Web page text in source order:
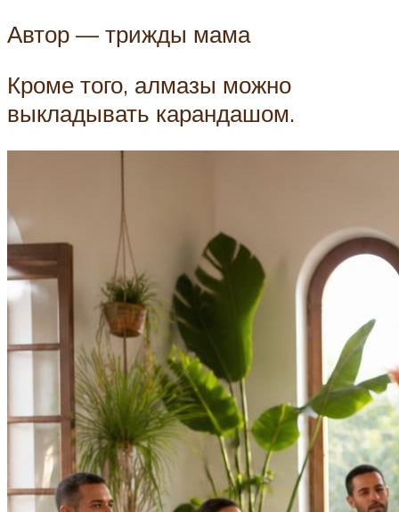
Автор — трижды мама
Кроме того, алмазы можно
выкладывать карандашом.